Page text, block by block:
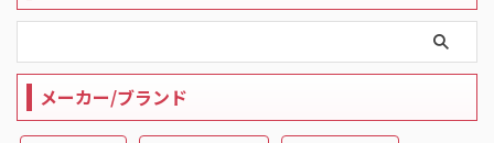
メーカー/ブランド